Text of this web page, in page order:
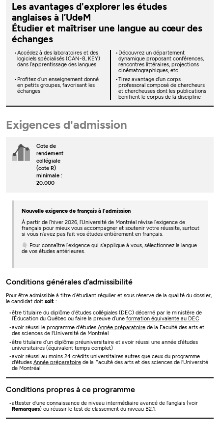
Les avantages d'explorer les études
anglaises à l’UdeM
Étudier et maîtriser une langue au cœur des
échanges
Accédez à des laboratoires et des
logiciels spécialisés (CAN-8, KEY)
dans l’apprentissage des langues
Découvrez un département
dynamique proposant conférences,
rencontres littéraires, projections
cinématographiques, etc.
Profitez d’un enseignement donné
en petits groupes, favorisant les
échanges
Tirez avantage d’un corps
professoral composé de chercheurs
et chercheuses dont les publications
bonifient le corpus de la discipline
Exigences d'admission
Cote de
rendement
collégiale
(cote R)
minimale :
20,000
Nouvelle exigence de français à l’admission
À partir de l’hiver 2026, l’Université de Montréal révise l’exigence de
français pour mieux vous accompagner et soutenir votre réussite, surtout
si vous n’avez pas fait vos études entièrement en français.
👇 Pour connaître l’exigence qui s’applique à vous, sélectionnez la langue
de vos études antérieures.
Conditions générales d’admissibilité
Pour être admissible à titre d’étudiant régulier et sous réserve de la qualité du dossier,
le candidat doitsoit :
être titulaire du diplôme d’études collégiales (DEC) décerné par le ministère de
l’Éducation du Québec ou faire la preuve d’une formation équivalente au DEC
avoir réussi le programme d'études Année préparatoirede la Faculté des arts et
des sciences de l'Université de Montréal
être titulaire d’un diplôme préuniversitaire et avoir réussi une année d’études
universitaires (équivalent temps complet)
avoir réussi au moins 24 crédits universitaires autres que ceux du programme
d'études Année préparatoirede la Faculté des arts et des sciences de l'Université
de Montréal
Conditions propres à ce programme
attester d'une connaissance de niveau intermédiaire avancé de l'anglais (voir
Remarques) ou réussir le test de classement du niveau B2.1.